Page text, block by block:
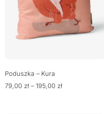
Poduszka – Kura
79,00 zł – 195,00 zł